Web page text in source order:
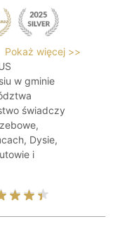
Pokaż więcej >>
w gminie
świadczy
Dysie,
i